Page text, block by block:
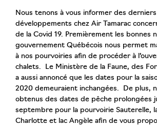
Nous tenons à vous informer des derniers
développements chez Air Tamarac
de la Covid 19. Premièrement les bonnes
gouvernement Québécois nous permet
à nos pourvoiries afin de procéder à
chalets. Le Ministère de la Faune, des
a aussi annoncé que les dates pour la
2020 demeuraient inchangées. De plus,
obtenus des dates de pêche prolongées
septembre pour la pourvoirie Sauterelle,
Charlotte et lac Angèle afin de vous